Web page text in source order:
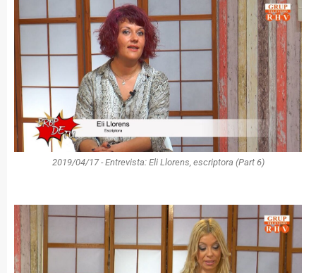
2019/04/17 - Entrevista: Eli Llorens, escriptora (Part 6)